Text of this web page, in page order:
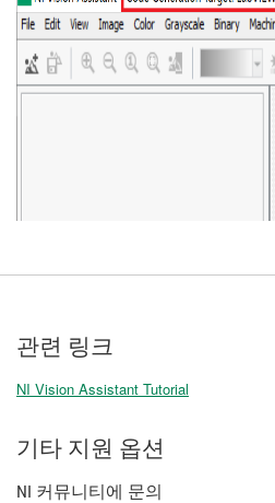
관련 링크
NI Vision Assistant Tutorial
기타 지원 옵션
NI 커뮤니티에 문의